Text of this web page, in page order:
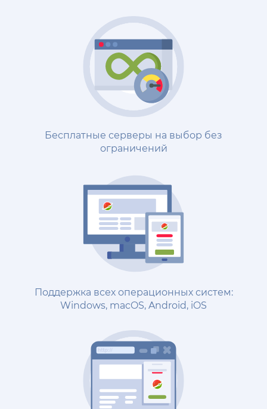
Бесплатные серверы на выбор без
ограничений
Поддержка всех операционных систем:
Windows, macOS, Android, iOS